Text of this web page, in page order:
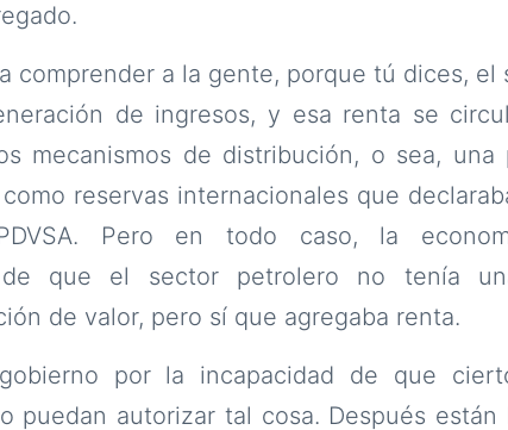
comprender a la gente, porque tú dices, el
de ingresos, y esa renta se
mecanismos de distribución, o sea, una
reservas internacionales que
Pero en todo caso, la
de que el sector petrolero no tenía
de valor, pero sí que agregaba renta.
por la incapacidad de que
puedan autorizar tal cosa. Después están